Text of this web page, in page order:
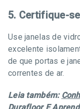
5. Certifique-
Use janelas de
excelente
de que portas e
correntes de ar.
Leia também: